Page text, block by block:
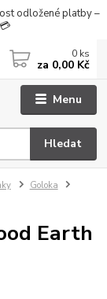
odložené platby –
Menu
Hledat
0 ks
za 0,00 Kč
Goloka
Earth